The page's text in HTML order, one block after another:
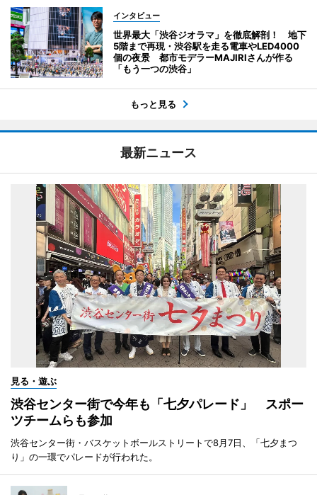
インタビュー
世界最大「渋谷ジオラマ」を徹底解剖！ 地下
5階まで再現・渋谷駅を走る電車やLED4000
個の夜景 都市モデラーMAJIRIさんが作る
「もう一つの渋谷」
もっと見る
最新ニュース
見る・遊ぶ
渋谷センター街で今年も「七夕パレード」 スポー
ツチームらも参加
渋谷センター街・バスケットボールストリートで8月7日、「七夕まつ
り」の一環でパレードが行われた。